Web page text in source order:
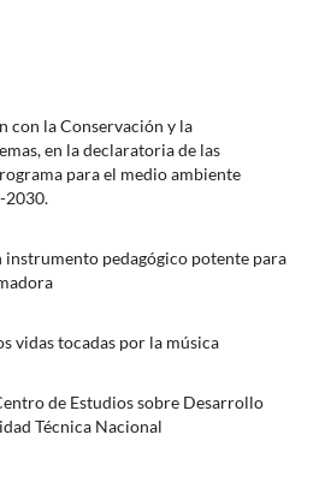
con la Conservación y la
en la declaratoria de las
para el medio ambiente
2030.
instrumento pedagógico potente para
vidas tocadas por la música
de Estudios sobre Desarrollo
Técnica Nacional